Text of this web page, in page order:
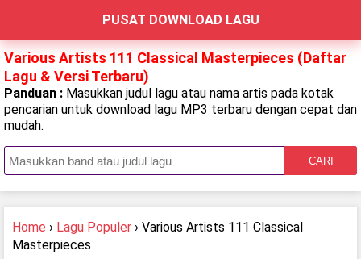
PUSAT DOWNLOAD LAGU
Various Artists 111 Classical Masterpieces (Daftar
Lagu & Versi Terbaru)
Panduan : Masukkan judul lagu atau nama artis pada kotak
pencarian untuk download lagu MP3 terbaru dengan cepat dan
mudah.
CARI
Home › Lagu Populer › Various Artists 111 Classical
Masterpieces